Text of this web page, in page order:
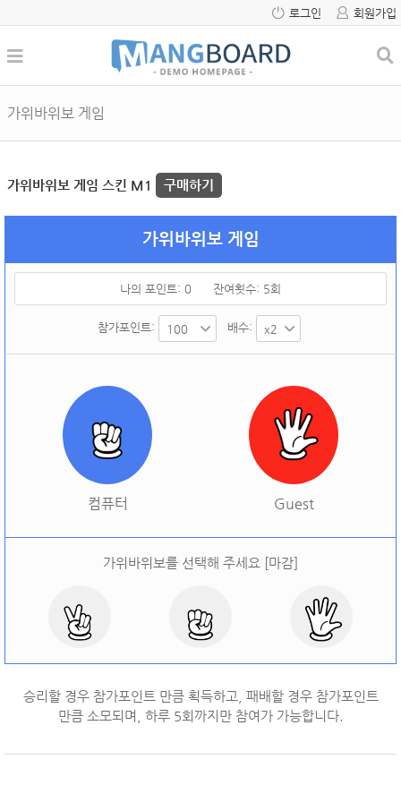
로그인 회원가입
가위바위보 게임
가위바위보 게임 스킨 M1 구매하기
가위바위보 게임
나의 포인트: 0 잔여횟수: 5회
참가포인트: 배수:
컴퓨터 Guest
가위바위보를 선택해 주세요 [마감]
오늘 승률: 오늘 결과: ]
승리할 경우 참가포인트 만큼 획득하고, 패배할 경우 참가포인트
만큼 소모되며, 하루 5회까지만 참여가 가능합니다.